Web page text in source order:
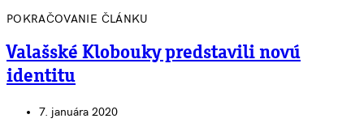
POKRAČOVANIE ČLÁNKU
Valašské Klobouky predstavili novú
identitu
7. januára 2020